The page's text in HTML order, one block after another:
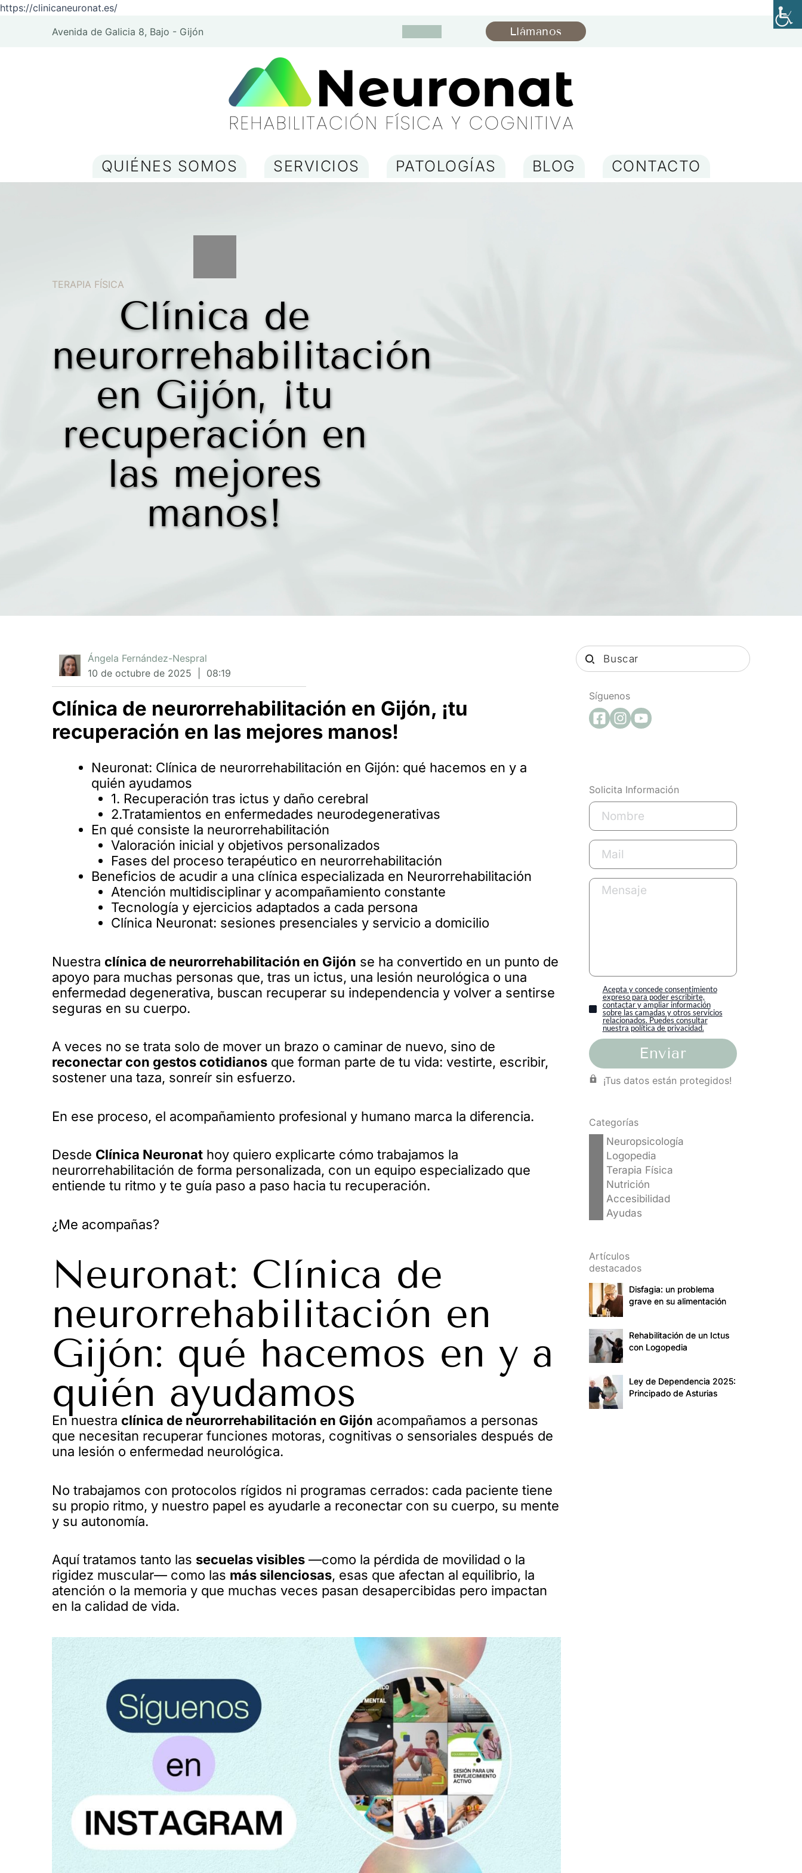
https://clinicaneuronat.es/
Avenida de Galicia 8, Bajo - Gijón
Llámanos
QUIÉNES SOMOS SERVICIOS PATOLOGÍAS BLOG CONTACTO
TERAPIA FÍSICA
Clínica de
neurorrehabilitación
en Gijón, ¡tu
recuperación en
las mejores
manos!
Ángela Fernández-Nespral
10 de octubre de 2025
08:19
Clínica de neurorrehabilitación en Gijón, ¡tu
recuperación en las mejores manos!
Neuronat: Clínica de neurorrehabilitación en Gijón: qué hacemos en y a
quién ayudamos
1. Recuperación tras ictus y daño cerebral
2.Tratamientos en enfermedades neurodegenerativas
En qué consiste la neurorrehabilitación
Valoración inicial y objetivos personalizados
Fases del proceso terapéutico en neurorrehabilitación
Beneficios de acudir a una clínica especializada en Neurorrehabilitación
Atención multidisciplinar y acompañamiento constante
Tecnología y ejercicios adaptados a cada persona
Clínica Neuronat: sesiones presenciales y servicio a domicilio
Nuestra clínica de neurorrehabilitación en Gijón se ha convertido en un punto de
apoyo para muchas personas que, tras un ictus, una lesión neurológica o una
enfermedad degenerativa, buscan recuperar su independencia y volver a sentirse
seguras en su cuerpo.
A veces no se trata solo de mover un brazo o caminar de nuevo, sino de
reconectar con gestos cotidianos que forman parte de tu vida: vestirte, escribir,
sostener una taza, sonreír sin esfuerzo.
En ese proceso, el acompañamiento profesional y humano marca la diferencia.
Desde Clínica Neuronat hoy quiero explicarte cómo trabajamos la
neurorrehabilitación de forma personalizada, con un equipo especializado que
entiende tu ritmo y te guía paso a paso hacia tu recuperación.
¿Me acompañas?
Neuronat: Clínica de
neurorrehabilitación en
Gijón: qué hacemos en y a
quién ayudamos
En nuestra clínica de neurorrehabilitación en Gijón acompañamos a personas
que necesitan recuperar funciones motoras, cognitivas o sensoriales después de
una lesión o enfermedad neurológica.
No trabajamos con protocolos rígidos ni programas cerrados: cada paciente tiene
su propio ritmo, y nuestro papel es ayudarle a reconectar con su cuerpo, su mente
y su autonomía.
Aquí tratamos tanto las secuelas visibles —como la pérdida de movilidad o la
rigidez muscular— como las más silenciosas, esas que afectan al equilibrio, la
atención o la memoria y que muchas veces pasan desapercibidas pero impactan
en la calidad de vida.
Síguenos
Solicita Información
Acepta y concede consentimiento
expreso para poder escribirte,
contactar y ampliar información
sobre las camadas y otros servicios
relacionados. Puedes consultar
nuestra política de privacidad.
Enviar
  ¡Tus datos están protegidos!
Categorías
Neuropsicología
Logopedia
Terapia Física
Nutrición
Accesibilidad
Ayudas
Artículos
destacados
Disfagia: un problema
grave en su alimentación
Rehabilitación de un Ictus
con Logopedia
Ley de Dependencia 2025:
Principado de Asturias